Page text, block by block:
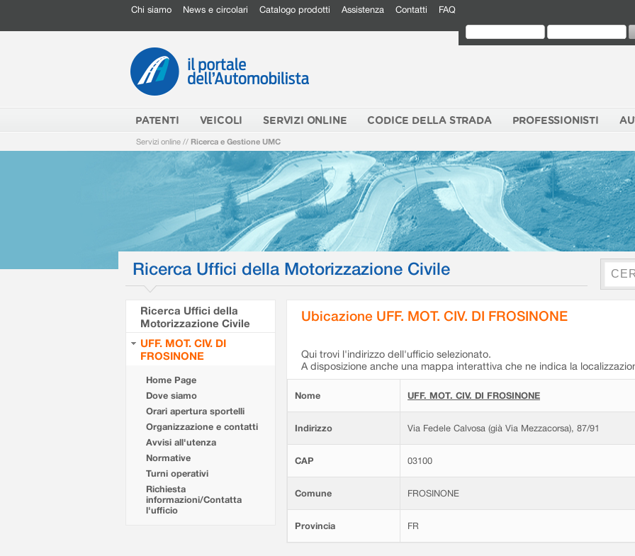
Chi siamo News e circolari Catalogo prodotti Assistenza Contatti FAQ
PATENTI VEICOLI SERVIZI ONLINE CODICE DELLA STRADA PROFESSIONISTI
Servizi online // Ricerca e Gestione UMC
Ricerca Uffici della Motorizzazione Civile
Ricerca Uffici della
Motorizzazione Civile
UFF. MOT. CIV. DI
FROSINONE
Home Page
Dove siamo
Orari apertura sportelli
Organizzazione e contatti
Avvisi all'utenza
Normative
Turni operativi
Richiesta
informazioni/Contatta
l'ufficio
Ubicazione UFF. MOT. CIV. DI FROSINONE
Qui trovi l'indirizzo dell'ufficio selezionato.
A disposizione anche una mappa interattiva che ne indica la
Nome UFF. MOT. CIV. DI FROSINONE
Indirizzo Via Fedele Calvosa (già Via Mezzacorsa), 87/91
CAP 03100
Comune FROSINONE
Provincia FR